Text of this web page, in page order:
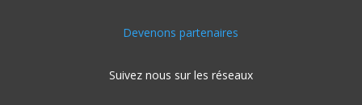
Devenons partenaires
Suivez nous sur les réseaux